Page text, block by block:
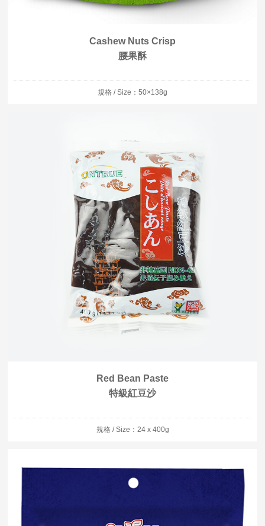
Cashew Nuts Crisp
腰果酥
規格 / Size：50×138g
Red Bean Paste
特級紅豆沙
規格 / Size：24 x 400g